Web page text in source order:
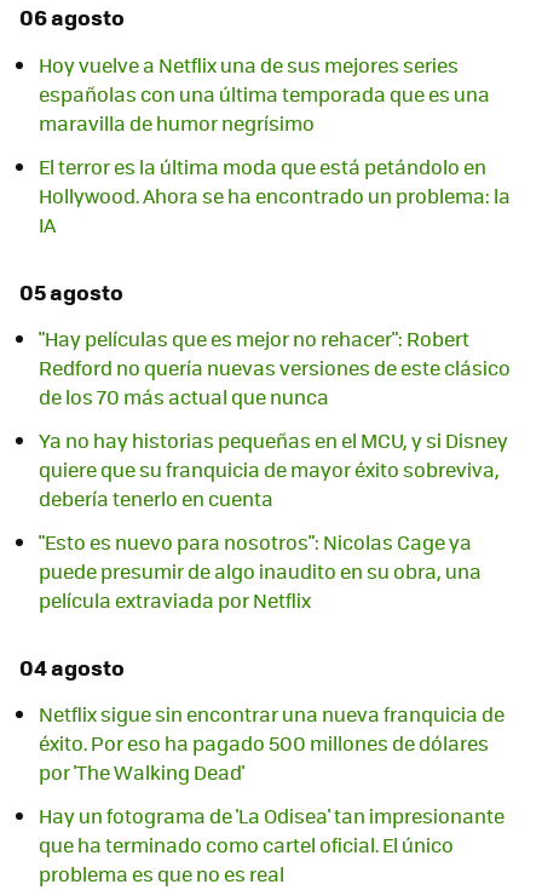
06 agosto
Hoy vuelve a Netflix una de sus mejores series
españolas con una última temporada que es una
maravilla de humor negrísimo
El terror es la última moda que está petándolo en
Hollywood. Ahora se ha encontrado un problema: la
IA
05 agosto
"Hay películas que es mejor no rehacer": Robert
Redford no quería nuevas versiones de este clásico
de los 70 más actual que nunca
Ya no hay historias pequeñas en el MCU, y si Disney
quiere que su franquicia de mayor éxito sobreviva,
debería tenerlo en cuenta
"Esto es nuevo para nosotros": Nicolas Cage ya
puede presumir de algo inaudito en su obra, una
película extraviada por Netflix
04 agosto
Netflix sigue sin encontrar una nueva franquicia de
éxito. Por eso ha pagado 500 millones de dólares
por 'The Walking Dead'
Hay un fotograma de 'La Odisea' tan impresionante
que ha terminado como cartel oficial. El único
problema es que no es real